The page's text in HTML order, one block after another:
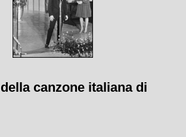
canzone italiana di